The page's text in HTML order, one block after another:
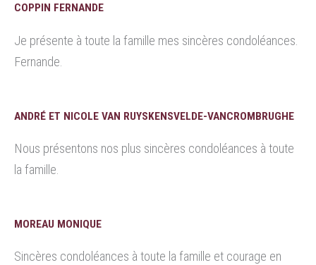
COPPIN FERNANDE
Je présente à toute la famille mes sincères condoléances.
Fernande.
ANDRÉ ET NICOLE VAN RUYSKENSVELDE-VANCROMBRUGHE
Nous présentons nos plus sincères condoléances à toute
la famille.
MOREAU MONIQUE
Sincères condoléances à toute la famille et courage en